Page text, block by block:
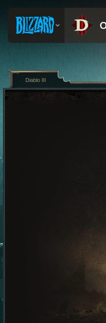
Diablo III